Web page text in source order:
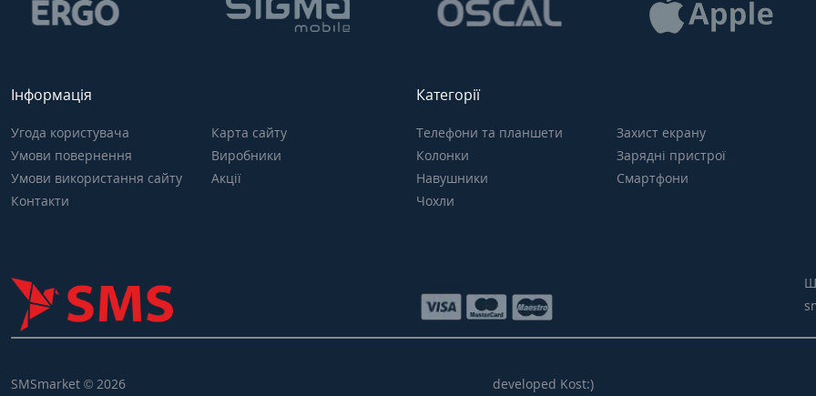
Інформація
Угода користувача
Умови повернення
Умови використання сайту
Контакти
Карта сайту
Виробники
Акції
Категорії
Телефони та планшети
Колонки
Навушники
Чохли
Захист екрану
Зарядні пристрої
Смартфони
SMSmarket © 2026 developed Kost:)